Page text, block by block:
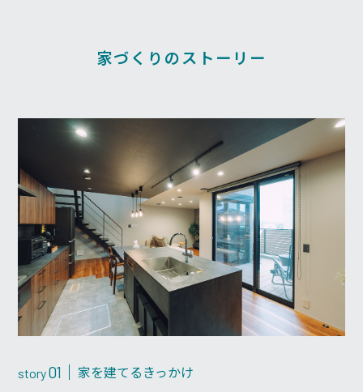
家づくりのストーリー
story01 家を建てるきっかけ